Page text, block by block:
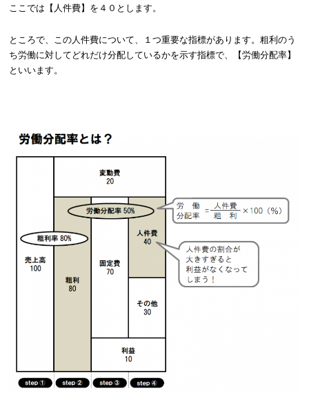
ここでは【人件費】を４０とします。
ところで、この人件費について、１つ重要な指標があります。粗利のう
ち労働に対してどれだけ分配しているかを示す指標で、【労働分配率】
といいます。